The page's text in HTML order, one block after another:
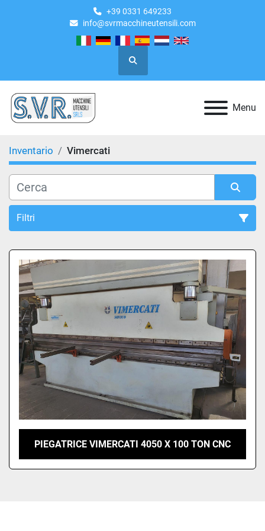
+39 0331 649233
info@svrmacchineutensili.com
Cerca
Menu
Inventario Vimercati
Filtri
Tutte le categorie
Ordina per
PIEGATRICE VIMERCATI 4050 X 100 TON CNC